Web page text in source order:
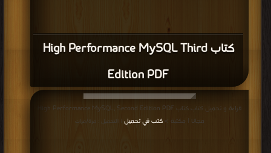
كتاب High Performance MySQL Third
Edition PDF
قراءة و تحميل كتاب كتاب High Performance MySQL, Second Edition PDF
مجانا | مكتبة >كتب في تحميل | التحميل : مرة/مرات